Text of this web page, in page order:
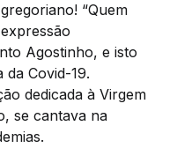
“Quem
Agostinho, e isto
da Covid-19.
dedicada à Virgem
se cantava na